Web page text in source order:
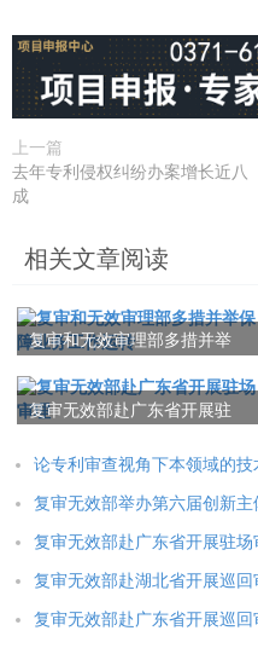
上一篇
去年专利侵权纠纷办案增长近八
成
相关文章阅读
复审和无效审理部多措并举
复审无效部赴广东省开展驻
论专利审查视角下本领域的技
复审无效部举办第六届创新主
复审无效部赴广东省开展驻场
复审无效部赴湖北省开展巡回
复审无效部赴广东省开展巡回